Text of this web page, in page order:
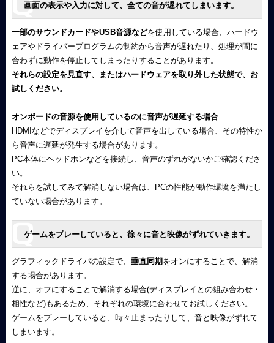
画面の表示や入力に対して、全ての音が遅れてしまいます。
一部のサウンドカードやUSB音源などを使用している場合、ハードウ
ェアやドライバープログラムの制約から音声が遅れたり、処理が間に
合わずに動作を停止してしまったりすることがあります。
それらの設定を見直す、またはハードウェアを取り外した状態で、お
試しください。
オンボードの音源を使用しているのに音声が遅延する場合
HDMIなどでディスプレイを介して音声を出している場合、その特性か
ら音声に遅延が発生する場合があります。
PC本体にヘッドホンなどを接続し、音声のずれがないかご確認くださ
い。
それらを試してみて解消しない場合は、PCの性能が動作環境を満たし
ていない場合があります。
ゲームをプレーしていると、徐々に音と映像がずれていきます。
グラフィックドライバの設定で、 垂直同期をオンにすることで、解消
する場合があります。
逆に、オフにすることで解消する場合(ディスプレイとの組み合わせ・
相性など)もあるため、それぞれの環境に合わせてお試しください。
ゲームをプレーしていると、時々止まったりして、音と映像がずれて
しまいます。